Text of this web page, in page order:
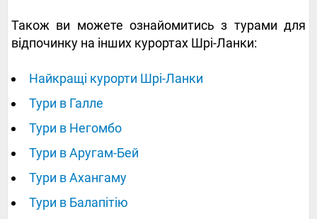
Також ви можете ознайомитись з турами для
відпочинку на інших курортах Шрі-Ланки:
Найкращі курорти Шрі-Ланки
Тури в Галле
Тури в Негомбо
Тури в Аругам-Бей
Тури в Ахангаму
Тури в Балапітію